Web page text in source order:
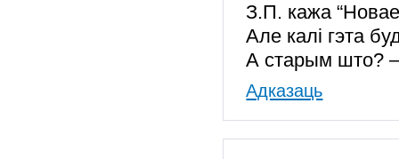
З.П. кажа
Але калі гэта
А старым што? –
Адказаць